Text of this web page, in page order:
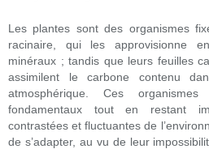
Les plantes sont des organismes
racinaire, qui les approvisionne
minéraux ; tandis que leurs feuilles
assimilent le carbone contenu
atmosphérique. Ces
fondamentaux tout en restant
contrastées et fluctuantes de
de s’adapter, au vu de leur